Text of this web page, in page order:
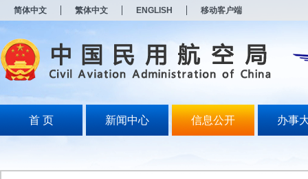
简体中文 繁体中文 ENGLISH 移动客户端
首 页 新闻中心 信息公开 办事
打
开
无
障
说